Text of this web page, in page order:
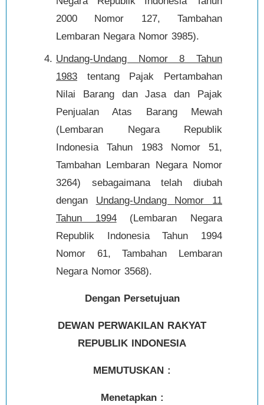
2000 Nomor 127, Tambahan
Lembaran Negara Nomor 3985).
Undang-Undang Nomor 8 Tahun
1983 tentang Pajak Pertambahan
Nilai Barang dan Jasa dan Pajak
Penjualan Atas Barang Mewah
(Lembaran Negara Republik
Indonesia Tahun 1983 Nomor 51,
Tambahan Lembaran Negara Nomor
3264) sebagaimana telah diubah
dengan Undang-Undang Nomor 11
Tahun 1994(Lembaran Negara
Republik Indonesia Tahun 1994
Nomor 61, Tambahan Lembaran
Negara Nomor 3568).
Dengan Persetujuan
DEWAN PERWAKILAN RAKYAT
REPUBLIK INDONESIA
MEMUTUSKAN :
Menetapkan :